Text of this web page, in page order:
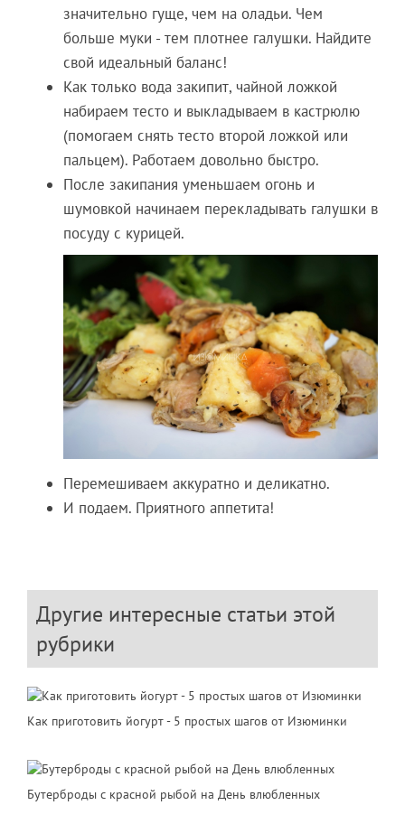
значительно гуще, чем на оладьи. Чем
больше муки - тем плотнее галушки. Найдите
свой идеальный баланс!
Как только вода закипит, чайной ложкой
набираем тесто и выкладываем в кастрюлю
(помогаем снять тесто второй ложкой или
пальцем). Работаем довольно быстро.
После закипания уменьшаем огонь и
шумовкой начинаем перекладывать галушки в
посуду с курицей.
Перемешиваем аккуратно и деликатно.
И подаем. Приятного аппетита!
Другие интересные статьи этой
рубрики
Как приготовить йогурт - 5 простых шагов от Изюминки
Бутерброды с красной рыбой на День влюбленных